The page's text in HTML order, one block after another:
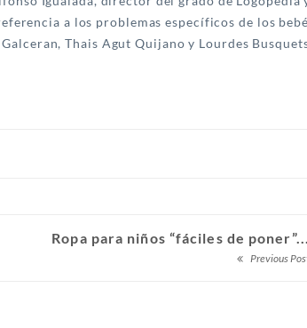
a los problemas específicos de los
Thais Agut Quijano y Lourdes
Ropa para niños “fáciles de poner”...
Previous